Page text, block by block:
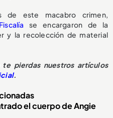
de este macabro crimen,
se encargaron de la
y la recolección de material
pierdas nuestros artículos
.
el cuerpo de Angie